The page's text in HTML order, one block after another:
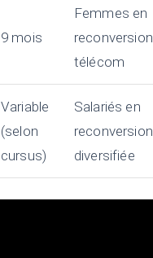
9 mois
Femmes en
reconversion
télécom
Variable
(selon
cursus)
Salariés en
reconversion
diversifiée